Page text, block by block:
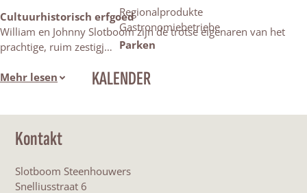
Regionalprodukte
Gastronomiebetriebe
Parken
KALENDER
Cultuurhistorisch erfgoed
William en Johnny Slotboom zijn de trotse eigenaren van het
prachtige, ruim zestigj…
Mehr lesen
Kontakt
Slotboom Steenhouwers
Snelliusstraat 6